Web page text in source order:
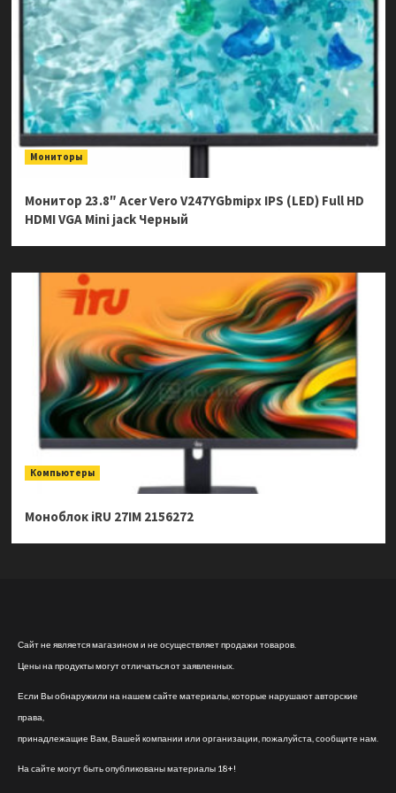
Мониторы
Монитор 23.8″ Acer Vero V247YGbmipx IPS (LED) Full HD
HDMI VGA Mini jack Черный
Компьютеры
Моноблок iRU 27IM 2156272
Сайт не является магазином и не осуществляет продажи товаров.
Цены на продукты могут отличаться от заявленных.
Если Вы обнаружили на нашем сайте материалы, которые нарушают авторские
права,
принадлежащие Вам, Вашей компании или организации, пожалуйста, сообщите нам.
На сайте могут быть опубликованы материалы 18+!